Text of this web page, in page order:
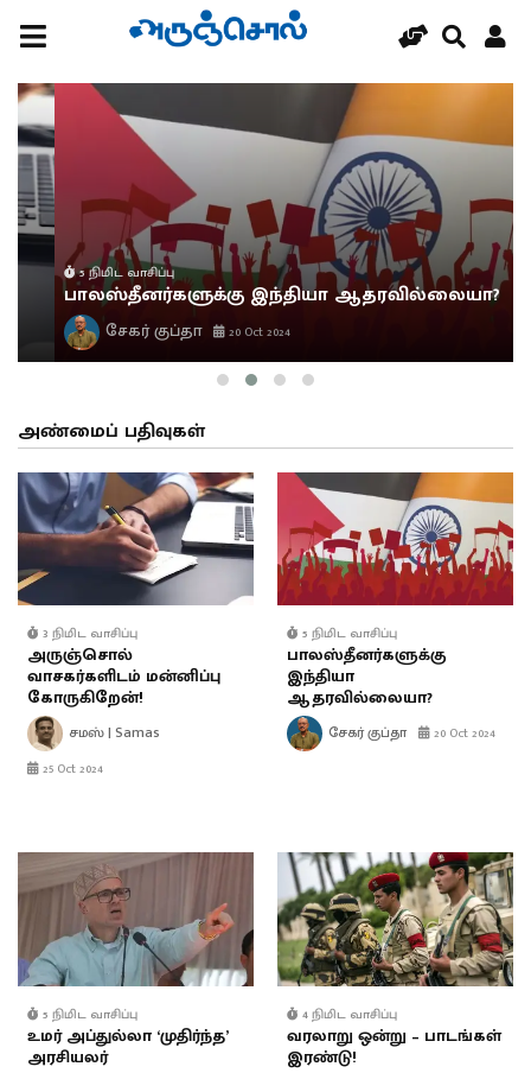
5 நிமிட வாசிப்பு
பாலஸ்தீனர்களுக்கு இந்தியா ஆதரவில்லையா?
சேகர் குப்தா 20 Oct 2024
அண்மைப் பதிவுகள்
3 நிமிட வாசிப்பு
அருஞ்சொல்
வாசகர்களிடம் மன்னிப்பு
கோருகிறேன்!
சமஸ் | Samas
25 Oct 2024
5 நிமிட வாசிப்பு
பாலஸ்தீனர்களுக்கு
இந்தியா
ஆதரவில்லையா?
சேகர் குப்தா 20 Oct 2024
5 நிமிட வாசிப்பு
உமர் அப்துல்லா ‘முதிர்ந்த’
அரசியலர்
4 நிமிட வாசிப்பு
வரலாறு ஒன்று – பாடங்கள்
இரண்டு!